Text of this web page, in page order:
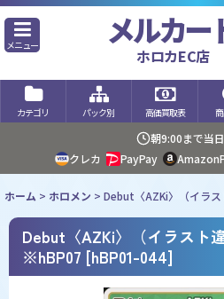
メニュー メルカー
ホロカEC店
カテゴリ パック別 高価買取表
朝9:00まで当
クレカ
PayPay
ホーム > ホロメン > Debut〈AZKi〉（イラ
Debut〈AZKi〉（イラスト
※hBP07 [hBP01-044]